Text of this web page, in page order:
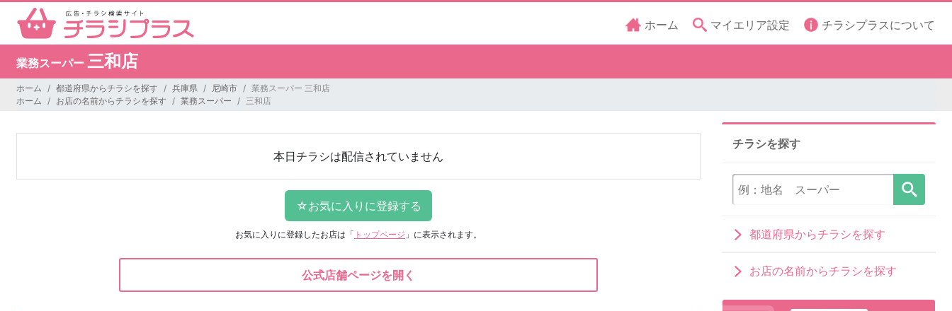
ホーム マイエリア設定 チラシプラスについて
業務スーパー 三和店
ホーム 都道府県からチラシを探す 兵庫県 尼崎市
業務スーパー 三和店
ホーム
お店の名前からチラシを探す 業務スーパー 三和店
本日チラシは配信されていません
お気に入りに登録したお店は 「 トップページ 」に表示されます。
公式店舗ページを開く
チラシを探す
都道府県からチラシを探す
お店の名前からチラシを探す